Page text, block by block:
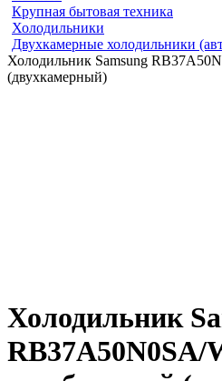
Крупная бытовая техника
Холодильники
Двухкамерные холодильники
Холодильник Samsung
(двухкамерный)
Холодильник
RB37A50N0SA/